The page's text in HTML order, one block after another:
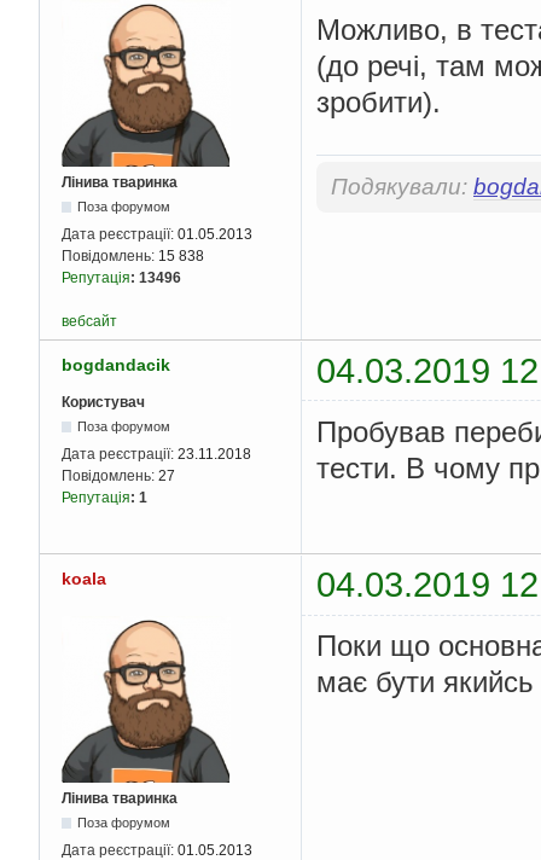
Лінива тваринка
Поза форумом
Дата реєстрації: 01.05.2013
Повідомлень: 15 838
Репутація: 13496
Можливо, в
(до речі, там
зробити).
Подякували:
вебсайт
bogdandacik 04.03.2019
Користувач
Поза форумом
Дата реєстрації: 23.11.2018
Повідомлень: 27
Репутація: 1
Пробував
тести. В чому
koala 04.03.2019
Лінива тваринка
Поза форумом
Дата реєстрації: 01.05.2013
Поки що
має бути